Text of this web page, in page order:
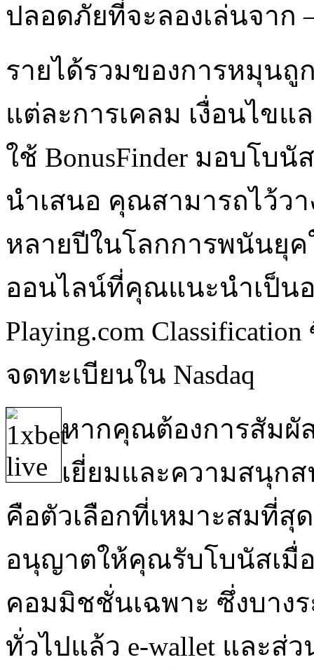
ปลอดภัยที่จะลองเล่นจาก
รายได้รวมของการหมุนถู
แต่ละการเคลม เงื่อนไข
ใช้ BonusFinder มอบโบ
นำเสนอ คุณสามารถไว้ว
หลายปีในโลกการพนันยุ
ออนไลน์ที่คุณแนะนำเป็นอ
Playing.com
จดทะเบียนใน Nasdaq
หากคุณต้องการสัมผั
เยี่ยมและความสนุกส
คือตัวเลือกที่เหมาะสมที่
อนุญาตให้คุณรับโบนัสเมื่
คอมมิชชั่นเฉพาะ ซึ่งบาง
ทั่วไปแล้ว e-wallet และส่